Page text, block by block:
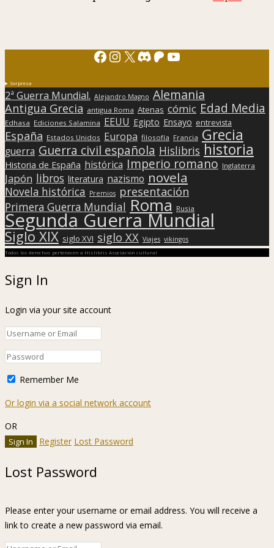
Facebook
Instagram
X Discord
Patreon
YouTube
Sorpresa
2ª Guerra Mundial. Alejandro Magno Alemania
Antigua Grecia antigua Roma Atenas cómic Edad Media
Edhasa Ediciones Salamina EEUU Egipto Ensayo entrevista
España Estados Unidos Europa filosofía Francia Grecia
guerra Guerra civil española Hislibris historia
Historia de España histórica Imperio romano Inglaterra
Japón libros literatura nazismo novela
Novela histórica Premios presentación
Primera Guerra Mundial Roma Rusia
Segunda Guerra Mundial
Siglo XIX siglo XVI siglo XX Viajes vikingos
Todos los derechos pertenecen a Hislibris Asociación cultural
Sign In
Login via your site account
Remember Me
Or login via a social network account
OR
Register Lost Password
Lost Password
Please enter your username or email address. You will receive a
link to create a new password via email.